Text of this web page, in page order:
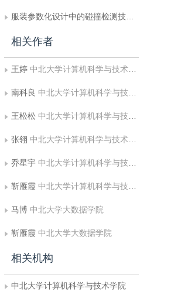
服装参数化设计中的碰撞检测技术研究
相关作者
王婷 中北大学计算机科学与技术学院
南科良 中北大学计算机科学与技术学院
王松松 中北大学计算机科学与技术学院
张翎 中北大学计算机科学与技术学院
乔星宇 中北大学计算机科学与技术学院
靳雁霞 中北大学计算机科学与技术学院
马博 中北大学大数据学院
靳雁霞 中北大学大数据学院
相关机构
中北大学计算机科学与技术学院